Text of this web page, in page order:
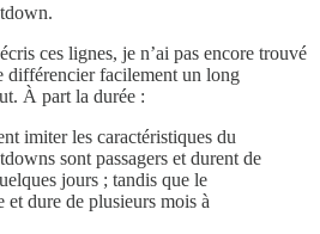
ces lignes, je n’ai pas encore trouvé
différencier facilement un long
À part la durée :
imiter les caractéristiques du
sont passagers et durent de
jours ; tandis que le
et dure de plusieurs mois à